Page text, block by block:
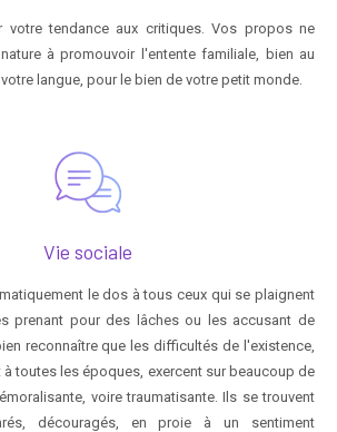
votre tendance aux critiques. Vos propos ne
à promouvoir l'entente familiale, bien au
langue, pour le bien de votre petit monde.
Vie sociale
le dos à tous ceux qui se plaignent
prenant pour des lâches ou les accusant de
reconnaître que les difficultés de l'existence,
toutes les époques, exercent sur beaucoup de
voire traumatisante. Ils se trouvent
découragés, en proie à un sentiment